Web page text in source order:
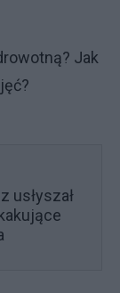
Jak
usłyszał